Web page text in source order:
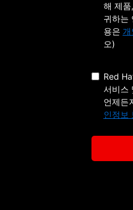
해 제
귀하는
용은
오)
Red
서비스
언제든
인정보